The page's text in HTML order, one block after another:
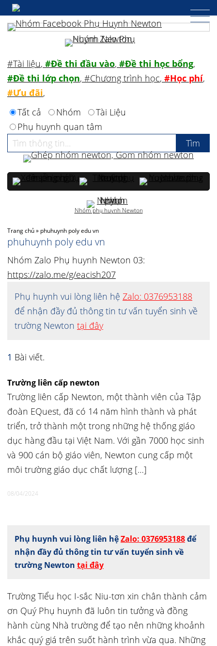
Trang chủ» phuhuynh poly edu vn
phuhuynh poly edu vn
Nhóm Zalo Phụ huynh Newton 03:
https://zalo.me/g/eacish207
Phụ huynh vui lòng liên hệ Zalo: 0376953188
để nhận đầy đủ thông tin tư vấn tuyển sinh về
trường Newton tại đây
1 Bài viết.
Trường liên cấp newton
Trường liên cấp Newton, một thành viên của Tập
đoàn EQuest, đã có 14 năm hình thành và phát
triển, trở thành một trong những hệ thống giáo
dục hàng đầu tại Việt Nam. Với gần 7000 học sinh
và 900 cán bộ giáo viên, Newton cung cấp một
môi trường giáo dục chất lượng […]
08/04/2024
Phụ huynh vui lòng liên hệZalo: 0376953188để
nhận đầy đủ thông tin tư vấn tuyển sinh về
trường Newton tại đây
Trường Tiểu học I-sắc Niu-tơn xin chân thành cảm
ơn Quý Phụ huynh đã luôn tin tưởng và đồng
hành cùng Nhà trường để tạo nên những khoảnh
khắc quý giá trên suốt hành trình vừa qua. Những
#Tài liệu, #Đề thi đầu vào, #Đề thi học bổng,
#Đề thi lớp chọn, #Chương trình học, #Học phí,
#Ưu đãi,
Tất cả
Nhóm
Tài Liệu
Phụ huynh quan tâm
Nhóm phụ huynh Newton